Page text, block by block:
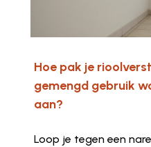
Hoe pak je
gemengd gebruik
aan?
Loop je tegen een